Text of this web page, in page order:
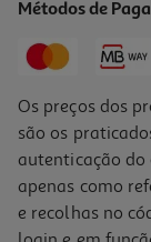
Métodos de
Os preços dos
são os
autenticação do
apenas como
e recolhas no